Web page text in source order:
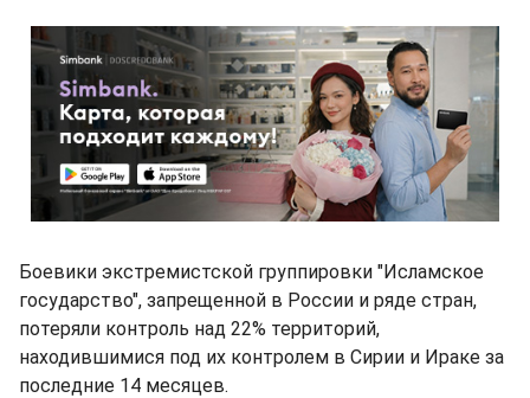
Боевики экстремистской группировки "Исламское
государство", запрещенной в России и ряде стран,
потеряли контроль над 22% территорий,
находившимися под их контролем в Сирии и Ираке за
последние 14 месяцев.